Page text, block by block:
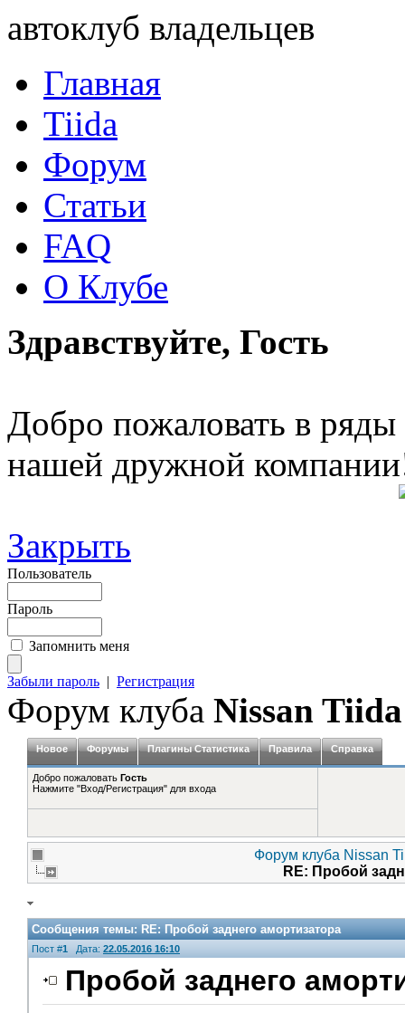
автоклуб владельцев
Главная
Tiida
Форум
Статьи
FAQ
О Клубе
Здравствуйте, Гость
Добро пожаловать в ряды
нашей дружной
Закрыть
Пользователь
Пароль
Запомнить меня
Забыли пароль | Регистрация
Форум клуба Nissan Tiida
Новое Форумы Плагины Статистика Правила Справка
Добро пожаловать Гость
Нажмите "Вход/Регистрация" для входа
Форум клуба Nissan
RE: Пробой
Сообщения темы:RE: Пробой заднего амортизатора
Пост #1 Дата: 22.05.2016 16:10
Пробой заднего